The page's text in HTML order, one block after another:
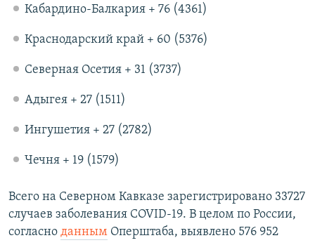
Кабардино-Балкария + 76 (4361)
Краснодарский край + 60 (5376)
Северная Осетия + 31 (3737)
Адыгея + 27 (1511)
Ингушетия + 27 (2782)
Чечня + 19 (1579)
Всего на Северном Кавказе зарегистрировано 33727
случаев заболевания COVID-19. В целом по России,
согласно данным Оперштаба, выявлено 576 952